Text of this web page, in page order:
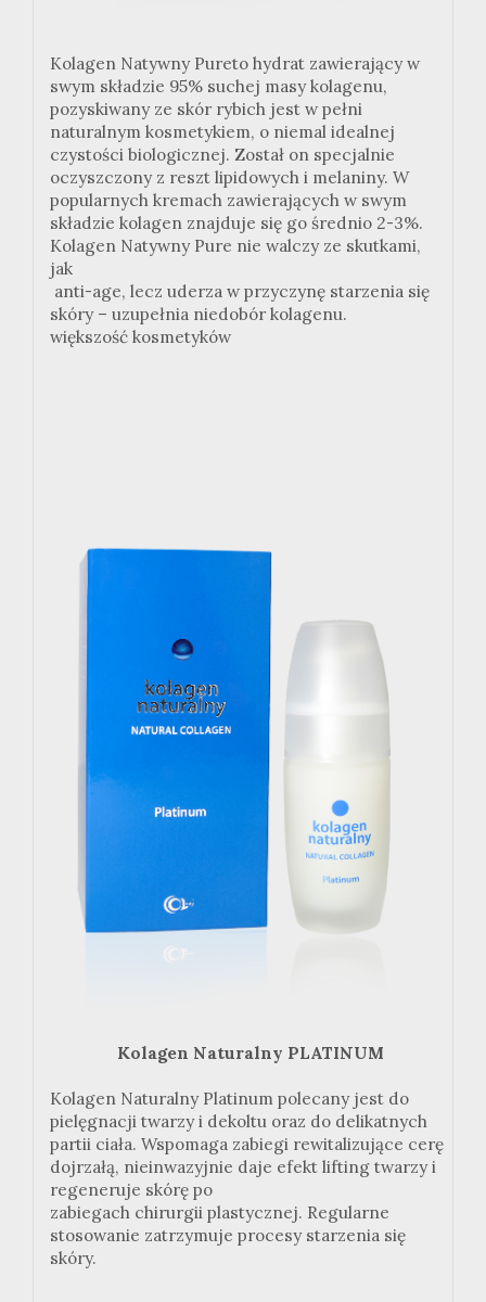
Kolagen Natywny Pureto hydrat zawierający w
swym składzie 95% suchej masy kolagenu,
pozyskiwany ze skór rybich jest w pełni
naturalnym kosmetykiem, o niemal idealnej
czystości biologicznej. Został on specjalnie
oczyszczony z reszt lipidowych i melaniny. W
popularnych kremach zawierających w swym
składzie kolagen znajduje się go średnio 2-3%.
Kolagen Natywny Pure nie walczy ze skutkami,
jak
anti-age, lecz uderza w przyczynę starzenia się
skóry – uzupełnia niedobór kolagenu.
większość kosmetyków
Kolagen Naturalny PLATINUM
Kolagen Naturalny Platinum polecany jest do
pielęgnacji twarzy i dekoltu oraz do delikatnych
partii ciała. Wspomaga zabiegi rewitalizujące cerę
dojrzałą, nieinwazyjnie daje efekt lifting twarzy i
regeneruje skórę po
zabiegach chirurgii plastycznej. Regularne
stosowanie zatrzymuje procesy starzenia się
skóry.